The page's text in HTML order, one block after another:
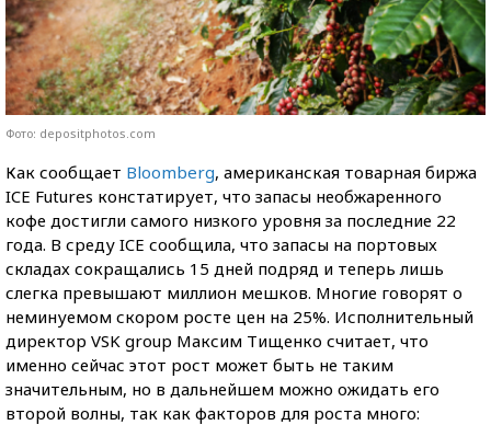
Фото: depositphotos.com
Как сообщает Bloomberg, американская товарная биржа
ICE Futures констатирует, что запасы необжаренного
кофе достигли самого низкого уровня за последние 22
года. В среду ICE сообщила, что запасы на портовых
складах сокращались 15 дней подряд и теперь лишь
слегка превышают миллион мешков. Многие говорят о
неминуемом скором росте цен на 25%. Исполнительный
директор VSK group Максим Тищенко считает, что
именно сейчас этот рост может быть не таким
значительным, но в дальнейшем можно ожидать его
второй волны, так как факторов для роста много: